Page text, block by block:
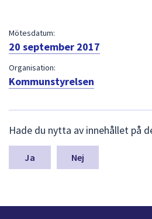
Mötesdatum:
20 september 2017
Organisation:
Kommunstyrelsen
ä
m
a
n
Hade du nytta av innehållet på
Nej